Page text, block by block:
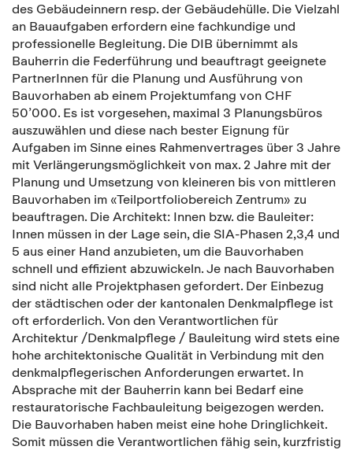
des Gebäudeinnern resp. der Gebäudehülle. Die Vielzahl
an Bauaufgaben erfordern eine fachkundige und
professionelle Begleitung. Die DIB übernimmt als
Bauherrin die Federführung und beauftragt geeignete
PartnerInnen für die Planung und Ausführung von
Bauvorhaben ab einem Projektumfang von CHF
50’000. Es ist vorgesehen, maximal 3 Planungsbüros
auszuwählen und diese nach bester Eignung für
Aufgaben im Sinne eines Rahmenvertrages über 3 Jahre
mit Verlängerungsmöglichkeit von max. 2 Jahre mit der
Planung und Umsetzung von kleineren bis von mittleren
Bauvorhaben im «Teilportfoliobereich Zentrum» zu
beauftragen. Die Architekt: Innen bzw. die Bauleiter:
Innen müssen in der Lage sein, die SIA-Phasen 2,3,4 und
5 aus einer Hand anzubieten, um die Bauvorhaben
schnell und effizient abzuwickeln. Je nach Bauvorhaben
sind nicht alle Projektphasen gefordert. Der Einbezug
der städtischen oder der kantonalen Denkmalpflege ist
oft erforderlich. Von den Verantwortlichen für
Architektur /Denkmalpflege / Bauleitung wird stets eine
hohe architektonische Qualität in Verbindung mit den
denkmalpflegerischen Anforderungen erwartet. In
Absprache mit der Bauherrin kann bei Bedarf eine
restauratorische Fachbauleitung beigezogen werden.
Die Bauvorhaben haben meist eine hohe Dringlichkeit.
Somit müssen die Verantwortlichen fähig sein, kurzfristig